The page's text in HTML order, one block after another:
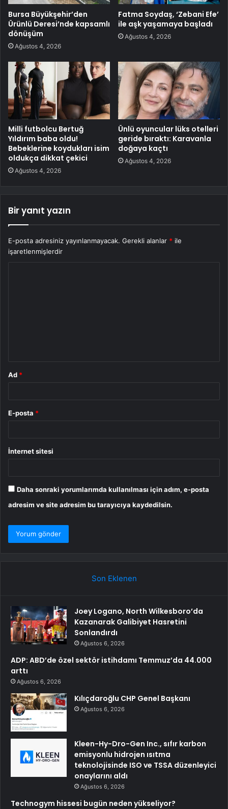
Bursa Büyükşehir’den
Ürünlü Deresi’nde kapsamlı
dönüşüm
Ağustos 4, 2026
Fatma Soydaş, ‘Zebani Efe’
ile aşk yaşamaya başladı
Ağustos 4, 2026
Milli futbolcu Bertuğ
Yıldırım baba oldu!
Bebeklerine koydukları isim
oldukça dikkat çekici
Ağustos 4, 2026
Ünlü oyuncular lüks otelleri
geride bıraktı: Karavanla
doğaya kaçtı
Ağustos 4, 2026
Bir yanıt yazın
E-posta adresiniz yayınlanmayacak. Gerekli alanlar * ile
işaretlenmişlerdir
Ad *
E-posta *
İnternet sitesi
Daha sonraki yorumlarımda kullanılması için adım, e-posta
adresim ve site adresim bu tarayıcıya kaydedilsin.
Son Eklenen
Joey Logano, North Wilkesboro’da
Kazanarak Galibiyet Hasretini
Sonlandırdı
Ağustos 6, 2026
ADP: ABD’de özel sektör istihdamı Temmuz’da 44.000
arttı
Ağustos 6, 2026
Kılıçdaroğlu CHP Genel Başkanı
Ağustos 6, 2026
Kleen-Hy-Dro-Gen Inc., sıfır karbon
emisyonlu hidrojen ısıtma
teknolojisinde ISO ve TSSA düzenleyici
onaylarını aldı
Ağustos 6, 2026
Technogym hissesi bugün neden yükseliyor?